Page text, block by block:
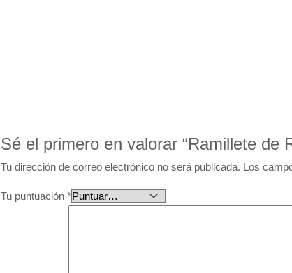
Sé el primero en valorar “Ramillete de
Tu dirección de correo electrónico no será publicada. Los
Tu puntuación *